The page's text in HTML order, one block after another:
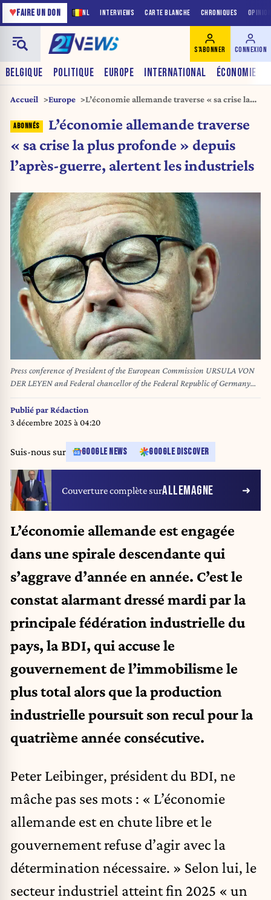
NL INTERVIEWS CARTE BLANCHE CHRONIQUES
♥FAIRE UN DON
BELGIQUE POLITIQUE EUROPE INTERNATIONAL ÉCONOMIE
S'ABONNER CONNEXION
Accueil Europe
L’économie allemande traverse « sa crise la
alertent les industriels
L’économie allemande traverse
« sa crise la plus profonde » depuis
l’après-guerre, alertent les industriels
Press conference of President of the European Commission URSULA VON
DER LEYEN and Federal chancellor of the Federal Republic of Germany
(Bundeskanzler) Friedrich Merz following their meeting in the Berlaymont
the headquarters of the European Commission an institution of the
European Union in Brussels in Belgium on 9th of May 2025. Conference
DER LEYEN et du Chancelier federal d Allemagne (Bundeskanzler)
Friedrich Merz suite a leur rencontre au Berlaymont le siege de la
Commission Europeenne institution de l Union Europeenne a Bruxelles en
Belgique le 9 mai 2025.
Publié parRédaction
3 décembre 2025 à 04:20
Suis-nous sur GOOGLE NEWS GOOGLE DISCOVER
Couverture complète surALLEMAGNE
L’économie allemande est engagée
dans une spirale descendante qui
s’aggrave d’année en année. C’est le
constat alarmant dressé mardi par la
principale fédération industrielle du
pays, la BDI, qui accuse le
gouvernement de l’immobilisme le
plus total alors que la production
industrielle poursuit son recul pour la
quatrième année consécutive.
Peter Leibinger, président du BDI, ne
mâche pas ses mots : « L’économie
allemande est en chute libre et le
gouvernement refuse d’agir avec la
détermination nécessaire. » Selon lui, le
secteur industriel atteint fin 2025 « un